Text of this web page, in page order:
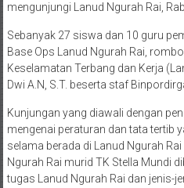
mengunjungi Lanud Ngurah Rai,
Sebanyak 27 siswa dan 10 guru
Base Ops Lanud Ngurah Rai,
Keselamatan Terbang dan Kerja
Dwi A.N, S.T. beserta staf
Kunjungan yang diawali dengan
mengenai peraturan dan tata tertib
selama berada di Lanud Ngurah
Ngurah Rai murid TK Stella Mundi
tugas Lanud Ngurah Rai dan jenis-